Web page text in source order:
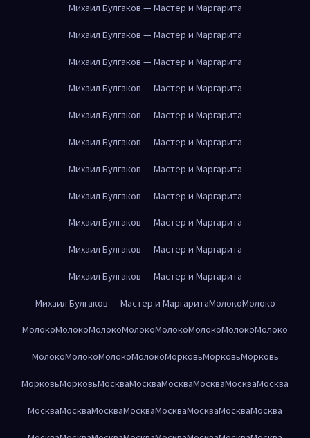
Михаил Булгаков — Мастер и Маргарита
Михаил Булгаков — Мастер и Маргарита
Михаил Булгаков — Мастер и Маргарита
Михаил Булгаков — Мастер и Маргарита
Михаил Булгаков — Мастер и Маргарита
Михаил Булгаков — Мастер и Маргарита
Михаил Булгаков — Мастер и Маргарита
Михаил Булгаков — Мастер и Маргарита
Михаил Булгаков — Мастер и Маргарита
Михаил Булгаков — Мастер и Маргарита
Михаил Булгаков — Мастер и Маргарита
Михаил Булгаков — Мастер и МаргаритаМолокоМолоко
МолокоМолокоМолокоМолокоМолокоМолокоМолокоМолоко
МолокоМолокоМолокоМолокоМорковьМорковьМорковь
МорковьМорковьМоскваМоскваМоскваМоскваМоскваМосква
МоскваМоскваМоскваМоскваМоскваМоскваМоскваМосква